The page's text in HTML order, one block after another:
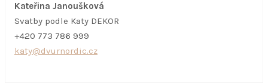
Kateřina Janoušková
Svatby podle Katy DEKOR
+420 773 786 999
katy@dvurnordic.cz